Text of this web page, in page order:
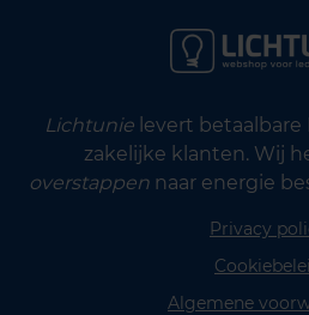
Lichtunielevert betaalbare
zakelijke klanten. Wij
overstappen naar energie
Privacy
Algemene